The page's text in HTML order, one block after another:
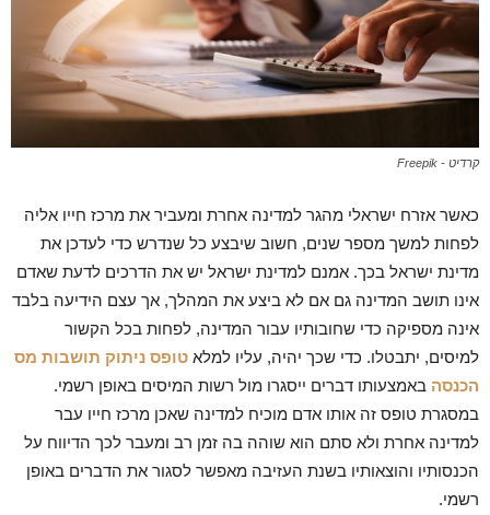
קרדיט - Freepik
כאשר אזרח ישראלי מהגר למדינה אחרת ומעביר את מרכז חייו אליה
לפחות למשך מספר שנים, חשוב שיבצע כל שנדרש כדי לעדכן את
מדינת ישראל בכך. אמנם למדינת ישראל יש את הדרכים לדעת שאדם
אינו תושב המדינה גם אם לא ביצע את המהלך, אך עצם הידיעה בלבד
אינה מספיקה כדי שחובותיו עבור המדינה, לפחות בכל הקשור
למיסים, יתבטלו. כדי שכך יהיה, עליו למלא טופס ניתוק תושבות מס
הכנסה באמצעותו דברים ייסגרו מול רשות המיסים באופן רשמי.
במסגרת טופס זה אותו אדם מוכיח למדינה שאכן מרכז חייו עבר
למדינה אחרת ולא סתם הוא שוהה בה זמן רב ומעבר לכך הדיווח על
הכנסותיו והוצאותיו בשנת העזיבה מאפשר לסגור את הדברים באופן
רשמי.